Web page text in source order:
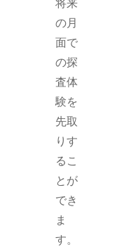
の月
面で
の探
査体
験を
先取
りす
るこ
とが
でき
ま
す。